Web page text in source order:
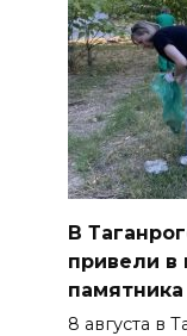
В
привели в
памятника
8 августа в